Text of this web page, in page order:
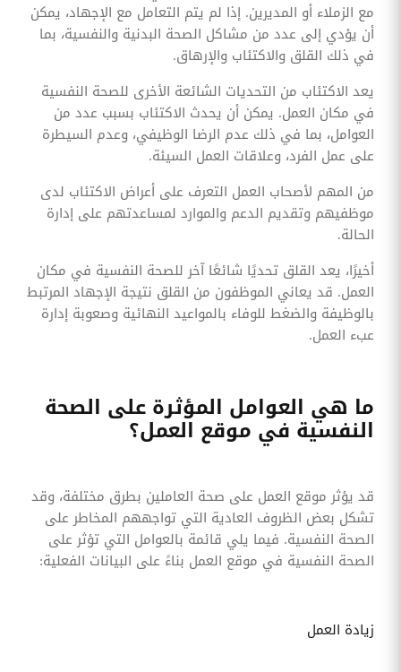
مع الزملاء أو المديرين. إذا لم يتم التعامل مع الإجهاد، يمكن
أن يؤدي إلى عدد من مشاكل الصحة البدنية والنفسية، بما
في ذلك القلق والاكتئاب والإرهاق.
يعد الاكتئاب من التحديات الشائعة الأخرى للصحة النفسية
في مكان العمل. يمكن أن يحدث الاكتئاب بسبب عدد من
العوامل، بما في ذلك عدم الرضا الوظيفي، وعدم السيطرة
على عمل الفرد، وعلاقات العمل السيئة.
من المهم لأصحاب العمل التعرف على أعراض الاكتئاب لدى
موظفيهم وتقديم الدعم والموارد لمساعدتهم على إدارة
الحالة.
أخيرًا، يعد القلق تحديًا شائعًا آخر للصحة النفسية في مكان
العمل. قد يعاني الموظفون من القلق نتيجة الإجهاد المرتبط
بالوظيفة والضغط للوفاء بالمواعيد النهائية وصعوبة إدارة
عبء العمل.
ما هي العوامل المؤثرة على الصحة
النفسية في موقع العمل؟
قد يؤثر موقع العمل على صحة العاملين بطرق مختلفة، وقد
تشكل بعض الظروف العادية التي تواجههم المخاطر على
الصحة النفسية. فيما يلي قائمة بالعوامل التي تؤثر على
الصحة النفسية في موقع العمل بناءً على البيانات الفعلية:
زيادة العمل